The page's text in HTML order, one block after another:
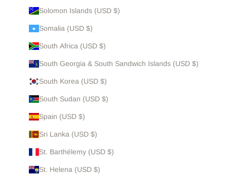
Solomon Islands (USD $)
Somalia (USD $)
South Africa (USD $)
South Georgia & South Sandwich Islands (USD $)
South Korea (USD $)
South Sudan (USD $)
Spain (USD $)
Sri Lanka (USD $)
St. Barthélemy (USD $)
St. Helena (USD $)